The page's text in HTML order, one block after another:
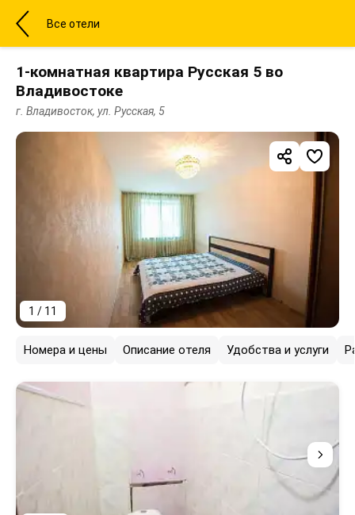
Все отели
1-комнатная квартира Русская 5 во
Владивостоке
г. Владивосток, ул. Русская, 5
1 / 11
Номера и цены Описание отеля Удобства и услуги